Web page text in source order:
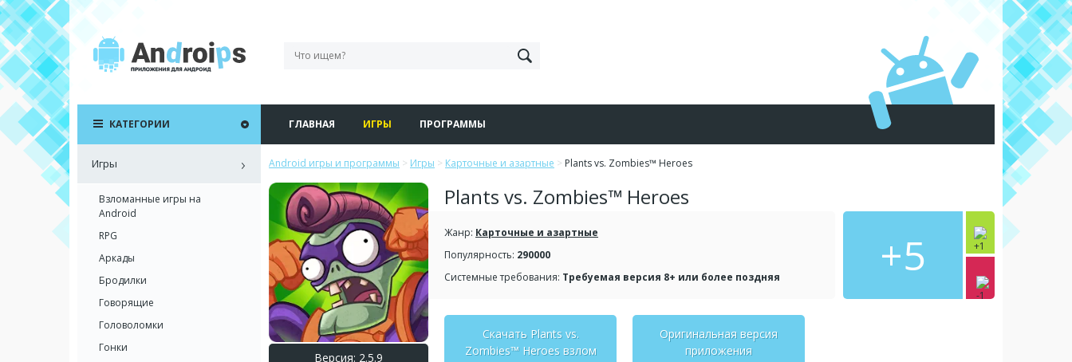
ГЛАВНАЯ ИГРЫ ПРОГРАММЫ
Android игры и программы > Игры > Карточные и азартные > Plants vs. Zombies™ Heroes
Версия: 2.5.9
Plants vs. Zombies™ Heroes
+5
Жанр: Карточные и азартные
Популярность: 290000
Системные требования: Требуемая версия 8+ или более поздняя
Скачать Plants vs.
Zombies™ Heroes взлом
Оригинальная версия
приложения
КАТЕГОРИИ
Игры
Взломанные игры на
Android
RPG
Аркады
Бродилки
Говорящие
Головоломки
Гонки